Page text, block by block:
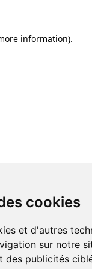
cookies
et d'autres
sur notre
des publicités
information).